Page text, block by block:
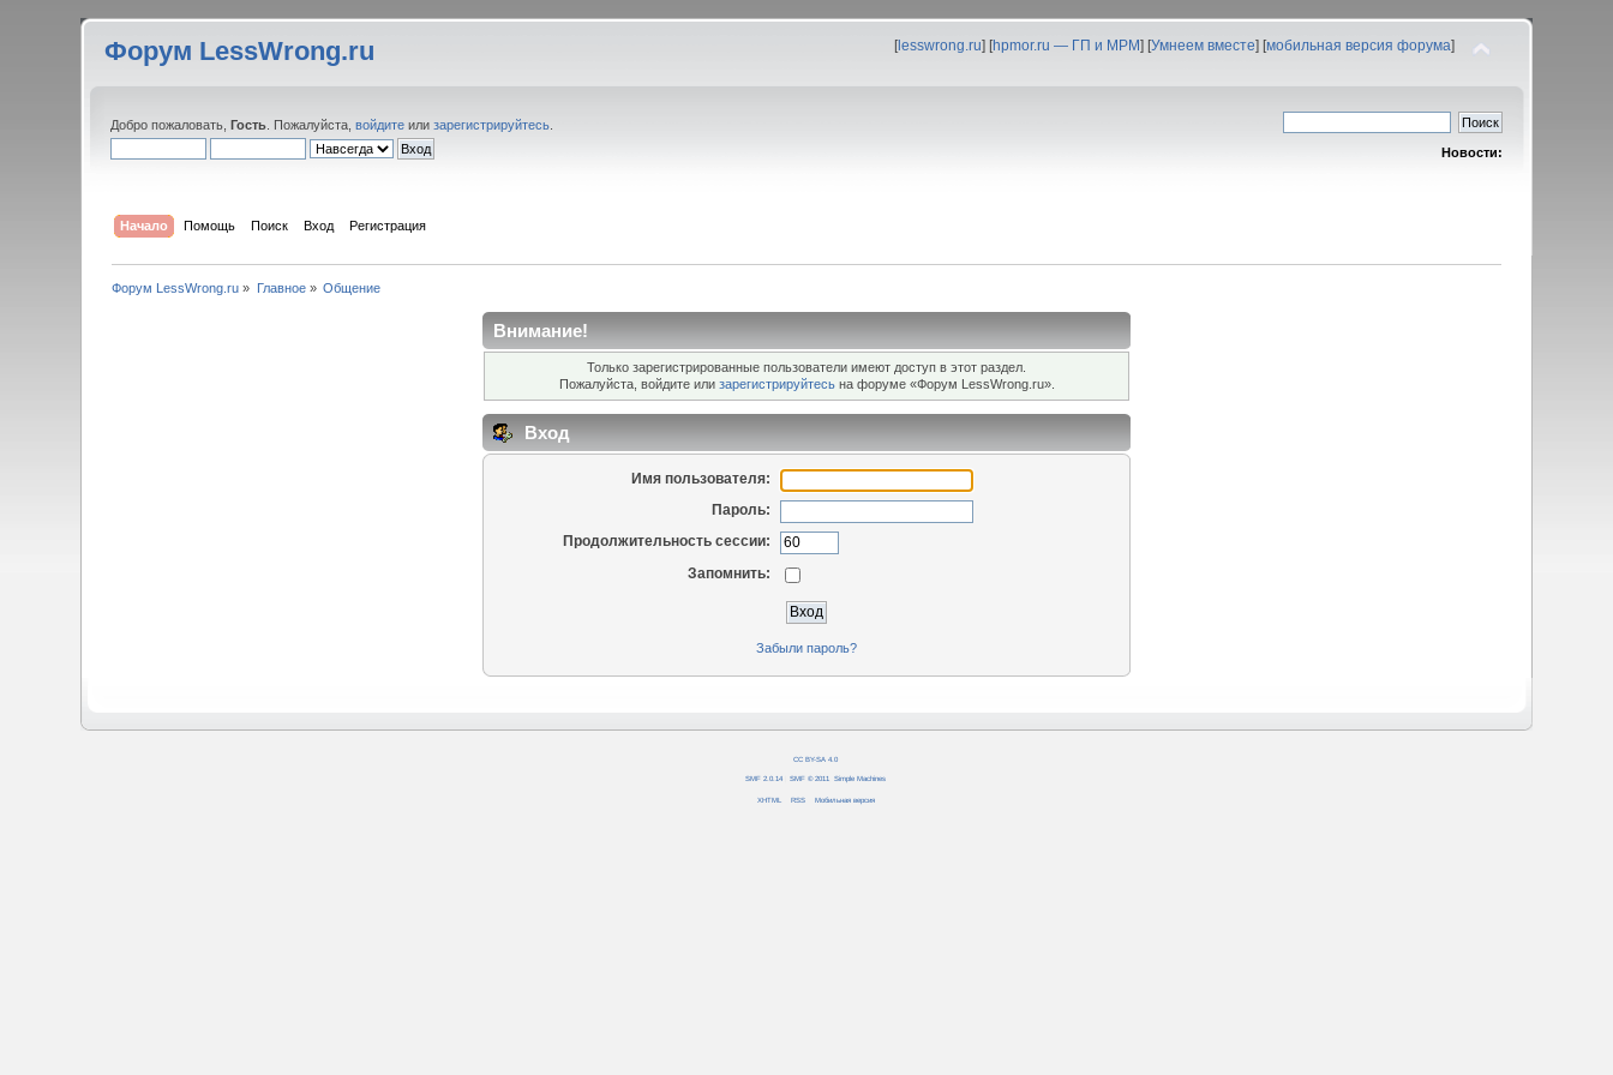
Форум LessWrong.ru [lesswrong.ru] [hpmor.ru — ГП и МРМ] [Умнеем вместе] [мобильная версия форума]
Добро пожаловать,Гость . Пожалуйста,войдите илизарегистрируйтесь
Новости:
Начало Помощь Поиск Вход Регистрация
Форум LessWrong.ru » Главное» Общение
Внимание!
Только зарегистрированные пользователи имеют доступ в этот раздел.
Пожалуйста, войдите или зарегистрируйтесьна форуме «Форум LessWrong.ru».
Вход
Имя пользователя:
Пароль:
Продолжительность сессии:
Запомнить:
Забыли пароль?
CC BY-SA 4.0
SMF 2.0.14 SMF © 2011 Simple Machines
XHTML RSS Мобильная версия